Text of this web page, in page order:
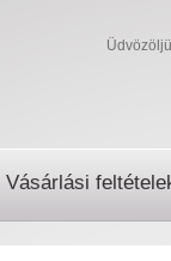
Vásárlási